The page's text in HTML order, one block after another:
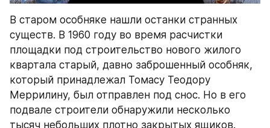
В старом особняке нашли останки странных
существ. В 1960 году во время расчистки
площадки под строительство нового жилого
квартала старый, давно заброшенный особняк,
который принадлежал Томасу Теодору
Меррилину, был отправлен под снос. Но в его
подвале строители обнаружили несколько
тысяч небольших плотно закрытых ящиков.